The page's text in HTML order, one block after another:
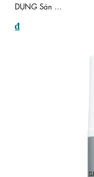
DỤNG Sản ...
₫